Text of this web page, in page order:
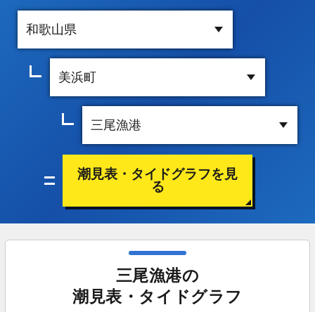
潮見表・タイドグラフを見
る
三尾漁港の
潮見表・タイドグラフ